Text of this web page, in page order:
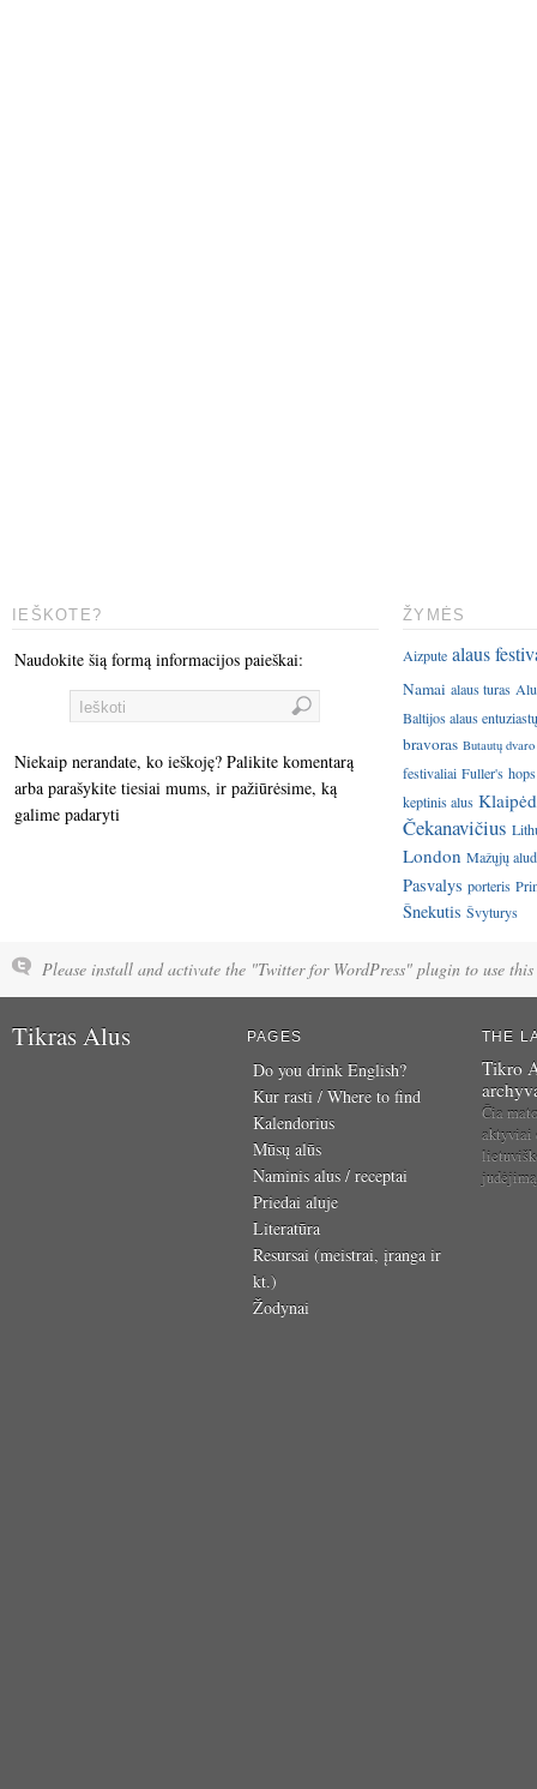
IEŠKOTE?
Naudokite šią formą informacijos paieškai:
Niekaip nerandate, ko ieškoję? Palikite komentarą
arba parašykite tiesiai mums, ir pažiūrėsime, ką
galime padaryti
ŽYMĖS
Aizpute alaus
Namai alaus turas
Baltijos alaus
bravoras Butautų dvaro
festivaliai Fuller's hops
keptinis alus
Čekanavičius
London Mažųjų
Pasvalys porteris
Šnekutis Švyturys
Please install and activate the "Twitter for WordPress" plugin to use this
Tikras Alus PAGES
Do you drink English?
Kur rasti / Where to find
Kalendorius
Mūsų alūs
Naminis alus / receptai
Priedai aluje
Literatūra
Resursai (meistrai, įranga ir
kt.)
Žodynai
THE
Tikro
Čia
aktyviai